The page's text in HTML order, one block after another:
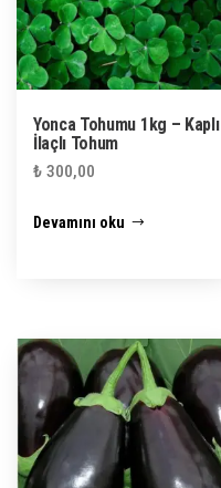
Yonca Tohumu 1kg – Kaplı
İlaçlı Tohum
₺ 300,00
Devamını oku